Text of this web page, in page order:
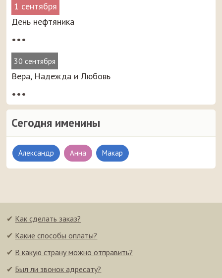
1 сентября
День нефтяника
•••
30 сентября
Вера, Надежда и Любовь
•••
Сегодня именины
Александр Анна Макар
✔ Как сделать заказ?
✔ Какие способы оплаты?
✔ В какую страну можно отправить?
✔ Был ли звонок адресату?